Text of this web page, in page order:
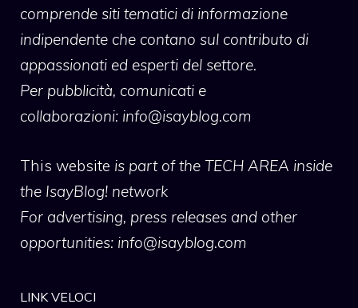
comprende siti tematici di informazione
indipendente che contano sul contributo di
appassionati ed esperti del settore.
Per pubblicità, comunicati e
collaborazioni: info@isayblog.com
This website is part of the TECH AREA inside
the IsayBlog! network
For advertising, press releases and other
opportunities: info@isayblog.com
LINK VELOCI